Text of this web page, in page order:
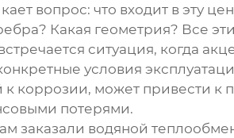
вопрос: что входит в эту
Какая геометрия? Все
ситуация, когда
условия
коррозии, может привести к
потерями.
заказали водяной